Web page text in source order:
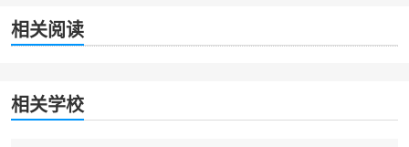
相关阅读
相关学校